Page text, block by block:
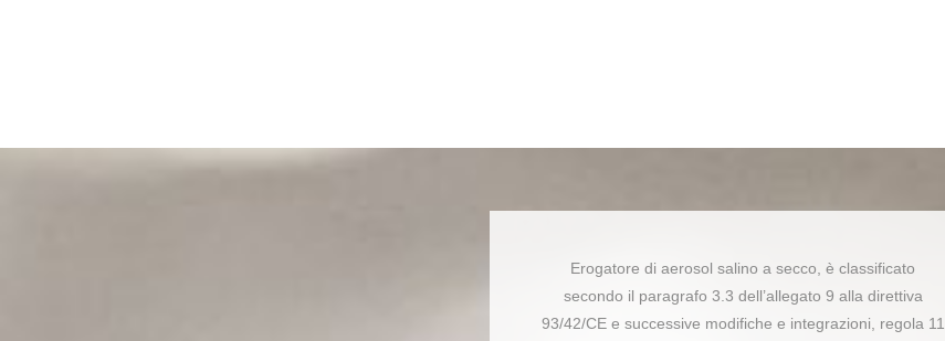
Erogatore di aerosol salino a secco, è classificato
secondo il paragrafo 3.3 dell’allegato 9 alla direttiva
93/42/CE e successive modifiche e integrazioni, regola 11